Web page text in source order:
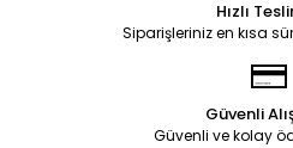
Hızlı
Siparişleriniz en kısa
Güvenli
Güvenli ve kolay